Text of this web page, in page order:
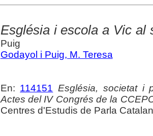
Església i escola a Vic al
Puig
Godayol i Puig, M. Teresa
En: 114151 Església, societat i
Actes del IV Congrés de la
Centres d'Estudis de Parla